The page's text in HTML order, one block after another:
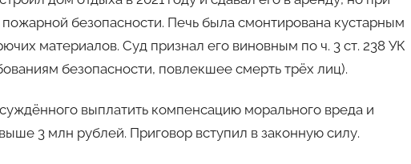
безопасности. Печь была смонтирована кустарным
материалов. Суд признал его виновным по ч. 3 ст. 238 УК
безопасности, повлекшее смерть трёх лиц).
выплатить компенсацию морального вреда и
3 млн рублей. Приговор вступил в законную силу.